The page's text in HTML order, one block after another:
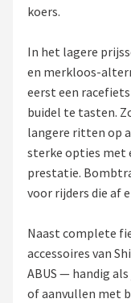
Volare
ABUS
AXA
New Looxs
BBB Cycling
Schwalbe
koers.
In het lagere
en merkloos-
eerst een
buidel te tasten.
langere ritten op
sterke opties met
prestatie.
voor rijders die af
Naast complete
accessoires van
ABUS — handig
of aanvullen met